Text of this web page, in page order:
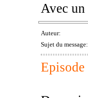
Avec
Auteur:
Sujet du message:
Episode